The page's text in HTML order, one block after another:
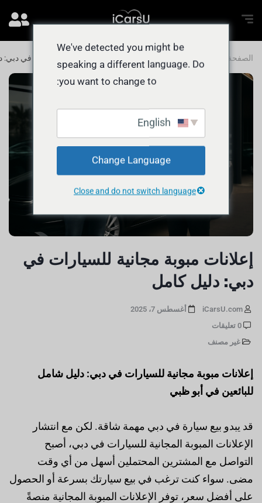
الصفحة الرئيسية إعلانات مبوبة مجانية للسيارات في
إعلانات مبوبة مجانية للسيارات في
دبي: دليل كامل
أغسطس 7، 2025
0 تعليقات
غير مصنف
إعلانات مبوبة مجانية للسيارات في دبي: دليل شامل
للبائعين في أبو ظبي
قد يبدو بيع سيارة في دبي مهمة شاقة. لكن مع انتشار
الإعلانات المبوبة المجانية للسيارات في دبي، أصبح
التواصل مع المشترين المحتملين أسهل من أي وقت
مضى. سواء كنت ترغب في بيع سيارتك بسرعة أو الحصول
على أفضل سعر، توفر الإعلانات المبوبة المجانية منصةً
We've detected you might be
speaking a different language. Do
you want to change to:
Change Language
Close and do not switch language